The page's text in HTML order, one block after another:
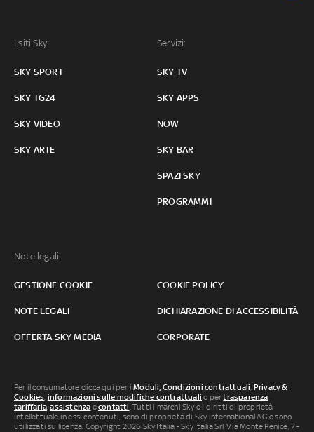
I siti Sky:
SKY SPORT
SKY TG24
SKY VIDEO
SKY ARTE
Servizi:
SKY TV
SKY APPS
NOW
SKY BAR
SPAZI SKY
PROGRAMMI
Note legali:
GESTIONE COOKIE COOKIE POLICY
NOTE LEGALI DICHIARAZIONE DI ACCESSIBILITÀ
OFFERTA SKY MEDIA CORPORATE
Per il consumatore clicca qui per iModuli, Condizioni contrattuali Privacy &
Cookies informazioni sulle modifiche contrattuali o pertrasparenza
tariffaria ,assistenza econtatti . Tutti i marchi Sky e i diritti di proprietà
intellettuale in essi contenuti, sono di proprietà di Sky international AG e sono
utilizzati su licenza. Copyright 2026 Sky Italia - Sky Italia Srl Via Monte Penice, 7 -